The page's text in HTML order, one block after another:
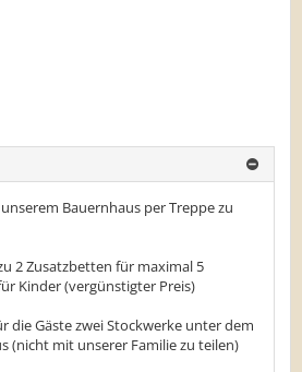
Bauernhaus per Treppe zu
2 Zusatzbetten für maximal 5
Kinder (vergünstigter Preis)
die Gäste zwei Stockwerke unter dem
(nicht mit unserer Familie zu teilen)